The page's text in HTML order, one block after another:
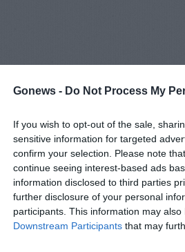
Gonews - Do Not Process My
If you wish to opt-out of the sale,
sensitive information for targeted
confirm your selection. Please note
continue seeing interest-based ads
information disclosed to third parties
further disclosure of your personal
participants. This information may
Downstream Participants that may